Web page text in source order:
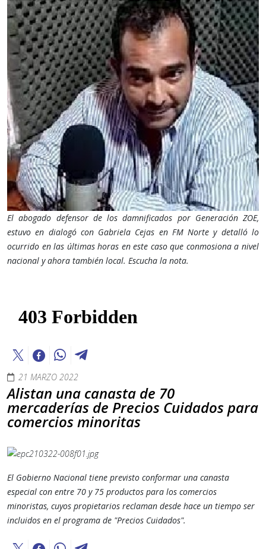
El abogado defensor de los damnificados por Generación ZOE,
estuvo en dialogó con Gabriela Cejas en FM Norte y detalló lo
ocurrido en las últimas horas en este caso que conmosiona a nivel
nacional y ahora también local. Escucha la nota.
21 MARZO 2022
Alistan una canasta de 70
mercaderías de Precios Cuidados para
comercios minoritas
El Gobierno Nacional tiene previsto conformar una canasta
especial con entre 70 y 75 productos para los comercios
minoristas, cuyos propietarios reclaman desde hace un tiempo ser
incluidos en el programa de "Precios Cuidados".